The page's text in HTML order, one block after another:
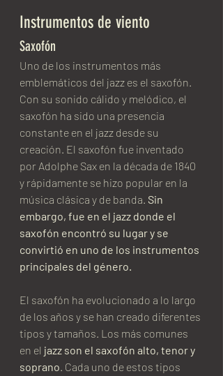
Instrumentos de viento
Saxofón
Uno de los instrumentos más
emblemáticos del jazz es el saxofón.
Con su sonido cálido y melódico, el
saxofón ha sido una presencia
constante en el jazz desde su
creación. El saxofón fue inventado
por Adolphe Sax en la década de 1840
y rápidamente se hizo popular en la
música clásica y de banda. Sin
embargo, fue en el jazz donde el
saxofón encontró su lugar y se
convirtió en uno de los instrumentos
principales del género.
El saxofón ha evolucionado a lo largo
de los años y se han creado diferentes
tipos y tamaños. Los más comunes
en el jazz son el saxofón alto, tenor y
soprano. Cada uno de estos tipos